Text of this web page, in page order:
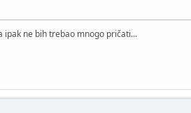
ipak ne bih trebao mnogo pričati...